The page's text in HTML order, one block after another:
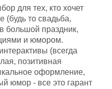
для тех, кто хочет
(будь то свадьба,
большой праздник,
и юмором.
(всегда
позитивная
оформление,
юмор - все это гарант